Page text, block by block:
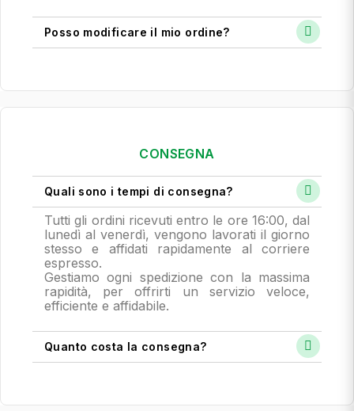
Posso modificare il mio ordine?
CONSEGNA
Quali sono i tempi di consegna?
Tutti gli ordini ricevuti entro le ore 16:00, dal
lunedì al venerdì, vengono lavorati il giorno
stesso e affidati rapidamente al corriere
espresso.
Gestiamo ogni spedizione con la massima
rapidità, per offrirti un servizio veloce,
efficiente e affidabile.
Quanto costa la consegna?